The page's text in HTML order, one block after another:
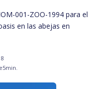
001-ZOO-1994 para el
en las abejas en
5min.